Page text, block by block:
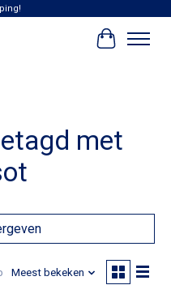
met
Meest bekeken